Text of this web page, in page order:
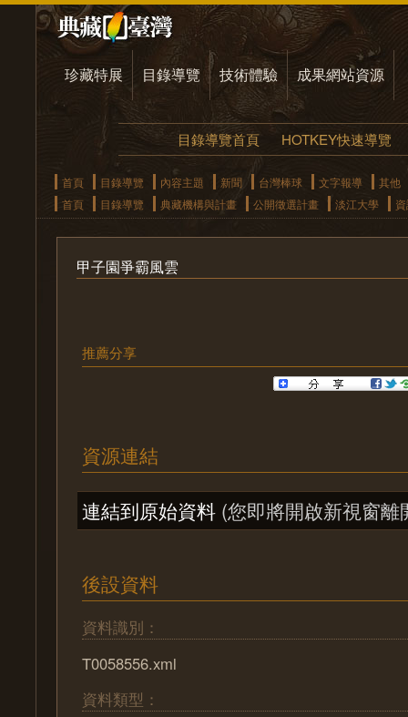
珍藏特展 目錄導覽 技術體驗 成果網站資源
目錄導覽首頁 HOTKEY快速導覽
首頁 目錄導覽 內容主題 新聞 台灣棒球 文字報導
其他
首頁
目錄導覽 典藏機構與計畫 公開徵選計畫 淡江大學
甲子園爭霸風雲
推薦分享
資源連結
連結到原始資料 (您即將開啟新視窗離
後設資料
資料識別：
T0058556.xml
資料類型：